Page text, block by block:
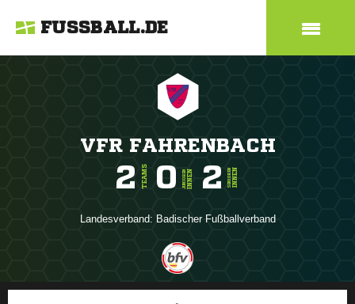
FUSSBALL.DE
VFR FAHRENBACH
2 TEAMS 0 JUNIORENINNEN 2 SENIORENINNEN
Landesverband: Badischer Fußballverband
ANZEIGE